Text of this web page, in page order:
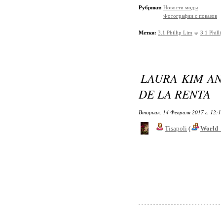
Рубрики: Новости моды
Фотографии с показов
Метки: 3.1 Phillip Lim 3.1
LAURA KIM
DE LA RENTA
Вторник, 14 Февраля 2017 г.
Tisapoli (